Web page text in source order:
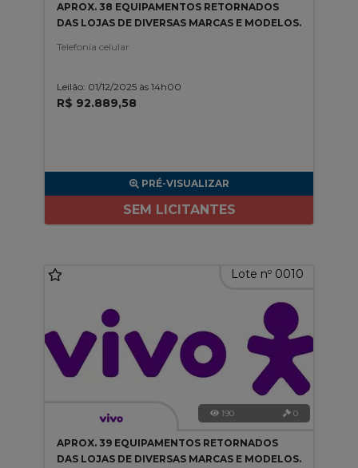
APROX. 38 EQUIPAMENTOS RETORNADOS
DAS LOJAS DE DIVERSAS MARCAS E MODELOS.
Telefonia celular
Leilão: 01/12/2025 às 14h00
R$ 92.889,58
PRÉ-VISUALIZAR
SEM LICITANTES
Lote nº 0010
190 0
APROX. 39 EQUIPAMENTOS RETORNADOS
DAS LOJAS DE DIVERSAS MARCAS E MODELOS.